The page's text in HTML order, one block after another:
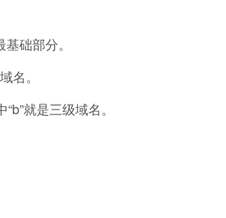
础部分。
名。
就是三级域名。